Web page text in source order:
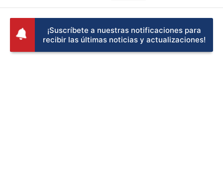
¡Suscríbete a nuestras notificaciones para
recibir las últimas noticias y actualizaciones!